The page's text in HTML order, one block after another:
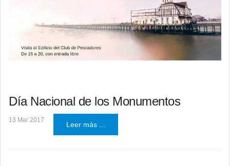
Día Nacional de los Monumentos
13 Mar 2017
Leer más ...